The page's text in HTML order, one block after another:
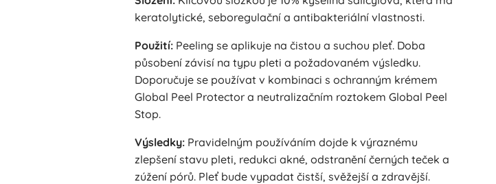
keratolytické, seboregulační a antibakteriální vlastnosti.
Použití: Peeling se aplikuje na čistou a suchou pleť. Doba
působení závisí na typu pleti a požadovaném výsledku.
Doporučuje se používat v kombinaci s ochranným krémem
Global Peel Protector a neutralizačním roztokem Global Peel
Stop.
Výsledky: Pravidelným používáním dojde k výraznému
zlepšení stavu pleti, redukci akné, odstranění černých teček a
zúžení pórů. Pleť bude vypadat čistší, svěžejší a zdravější.